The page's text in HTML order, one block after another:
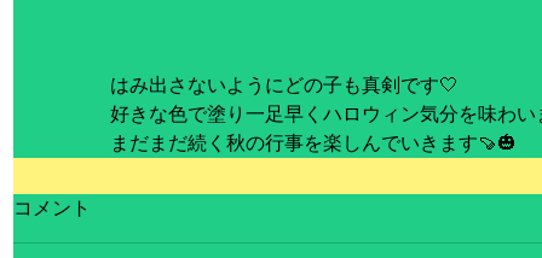
はみ出さないようにどの子も真剣です🤍
好きな色で塗り一足早くハロウィン気分を味わい
まだまだ続く秋の行事を楽しんでいきます🍠🎃
コメント